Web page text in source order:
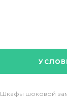
Шкафы шоковой